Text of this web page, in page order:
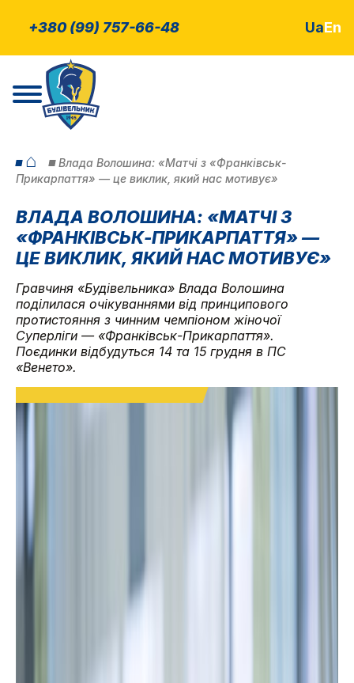
+380 (99) 757-66-48 UaEn
⌂
Влада Волошина: «Матчі з «Франківськ-
Прикарпаття» — це виклик, який нас мотивує»
ВЛАДА ВОЛОШИНА: «МАТЧІ З
«ФРАНКІВСЬК-ПРИКАРПАТТЯ» —
ЦЕ ВИКЛИК, ЯКИЙ НАС МОТИВУЄ»
Гравчиня «Будівельника» Влада Волошина
поділилася очікуваннями від принципового
протистояння з чинним чемпіоном жіночої
Суперліги — «Франківськ-Прикарпаття».
Поєдинки відбудуться 14 та 15 грудня в ПС
«Венето».